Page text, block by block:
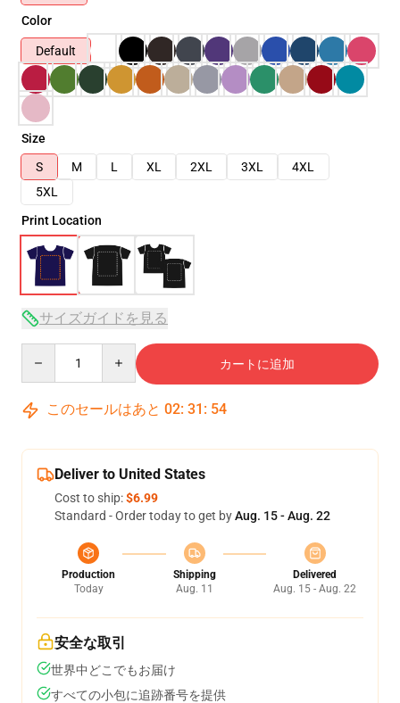
Color
Default
Size
S
M L XL 2XL 3XL
4XL
5XL
Print Location
サイズガイドを見る
カートに追加
このセールはあと 02: 31 : 53
Deliver to United States
Cost to ship:$6.99
Standard - Order today to get byAug. 15 - Aug. 22
Production
Today
Shipping
Aug. 11
Delivered
Aug. 15 - Aug. 22
安全な取引
世界中どこでもお届け
すべての小包に追跡番号を提供